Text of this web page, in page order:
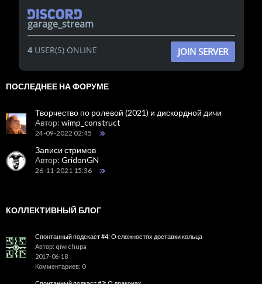
garage_stream
4USER(S) ONLINE JOIN SERVER
ПОСЛЕДНЕЕ НА ФОРУМЕ
Творчество по ролевой (2021) и дискордной дичи
Автор: wimp_construct
24-09-2022 02:45
Записи стримов
Автор: GridonGN
26-11-2021 15:36
КОЛЛЕКТИВНЫЙ БЛОГ
Спонтанный подскаст #4: О сложностях доставки кольца
Автор: qiwichupa
2017-06-18
Комментариев: 0